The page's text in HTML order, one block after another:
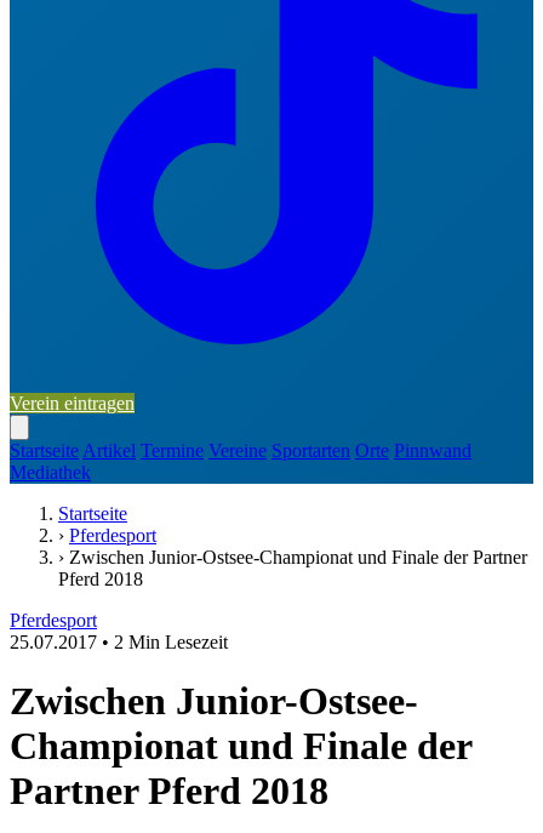
Verein eintragen
Startseite Artikel Termine Vereine Sportarten Orte Pinnwand
Mediathek
Startseite
› Pferdesport
› Zwischen Junior-Ostsee-Championat und Finale der Partner
Pferd 2018
Pferdesport
25.07.2017 • 2 Min Lesezeit
Zwischen Junior-Ostsee-
Championat und Finale der
Partner Pferd 2018